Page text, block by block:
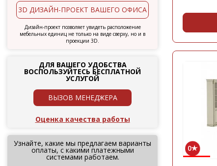
3D ДИЗАЙН-ПРОЕКТ ВАШЕГО ОФИСА
Дизайн-проект позволяет увидеть расположение
мебельных единиц не только на виде сверху, но и в
проекции 3D.
ДЛЯ ВАШЕГО УДОБСТВА
ВОСПОЛЬЗУЙТЕСЬ БЕСПЛАТНОЙ
УСЛУГОЙ
ВЫЗОВ МЕНЕДЖЕРА
Оценка качества работы
Узнайте, какие мы предлагаем варианты
оплаты, с какими платежными
системами работаем.
0